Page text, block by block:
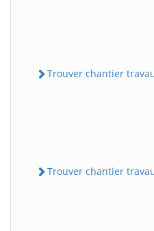
Trouver chantier
Trouver chantier